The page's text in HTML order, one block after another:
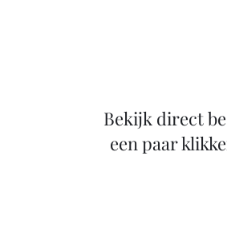
Bekijk direct
een paar